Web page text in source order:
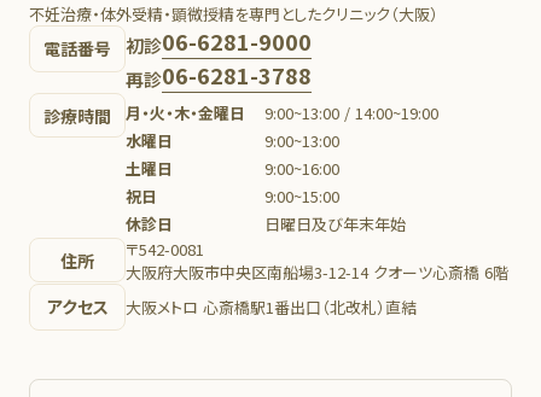
不妊治療・体外受精・顕微授精を専門としたクリニック（大阪）
電話番号 初診06-6281-9000
再診06-6281-3788
診療時間 月・火・木・金曜日
9:00~13:00 / 14:00~19:00
水曜日
9:00~13:00
土曜日
9:00~16:00
祝日
9:00~15:00
休診日
日曜日及び年末年始
住所
〒542-0081
大阪府大阪市中央区南船場3-12-14 クオーツ心斎橋 6階
アクセス 大阪メトロ 心斎橋駅1番出口（北改札）直結